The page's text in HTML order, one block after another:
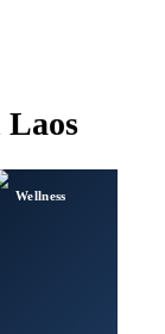
Laos
Wellness